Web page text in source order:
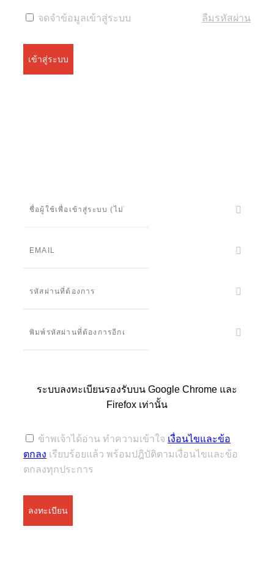
จดจำข้อมูลเข้าสู่ระบบ ลืมรหัสผ่าน
เข้าสู่ระบบ
ระบบลงทะเบียนรองรับบน Google Chrome และ
Firefox เท่านั้น
ข้าพเจ้าได้อ่าน ทำความเข้าใจ เงื่อนไขและข้อ
ตกลง เรียบร้อยแล้ว พร้อมปฎิบัติตามเงื่อนไขและข้อ
ตกลงทุกประการ
ลงทะเบียน